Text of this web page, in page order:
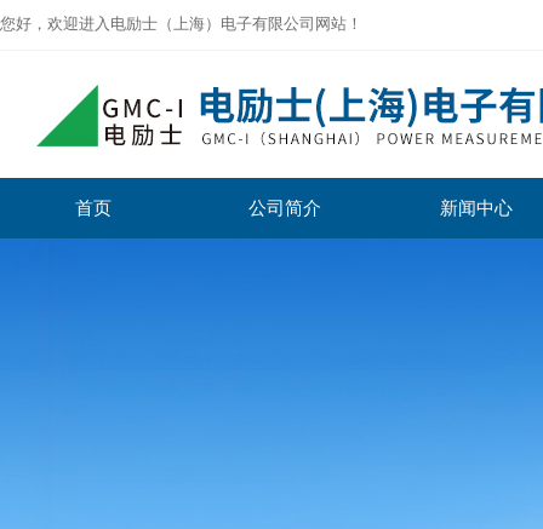
您好，欢迎进入电励士（上海）电子有限公司网站！
首页 公司简介 新闻中心